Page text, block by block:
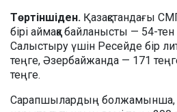
Төртіншіден. Қазақстандағы
бірі аймаққа байланысты — 54-
Салыстыру үшін Ресейде бір
теңге, Әзербайжанда — 171
теңге.
Сарапшылардың болжамынша,